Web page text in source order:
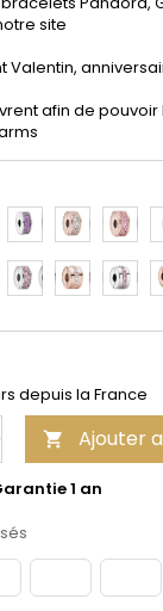
site
Valentin,
afin de
5 6 7
15 16 17 18
depuis la France
 Ajouter
1 an